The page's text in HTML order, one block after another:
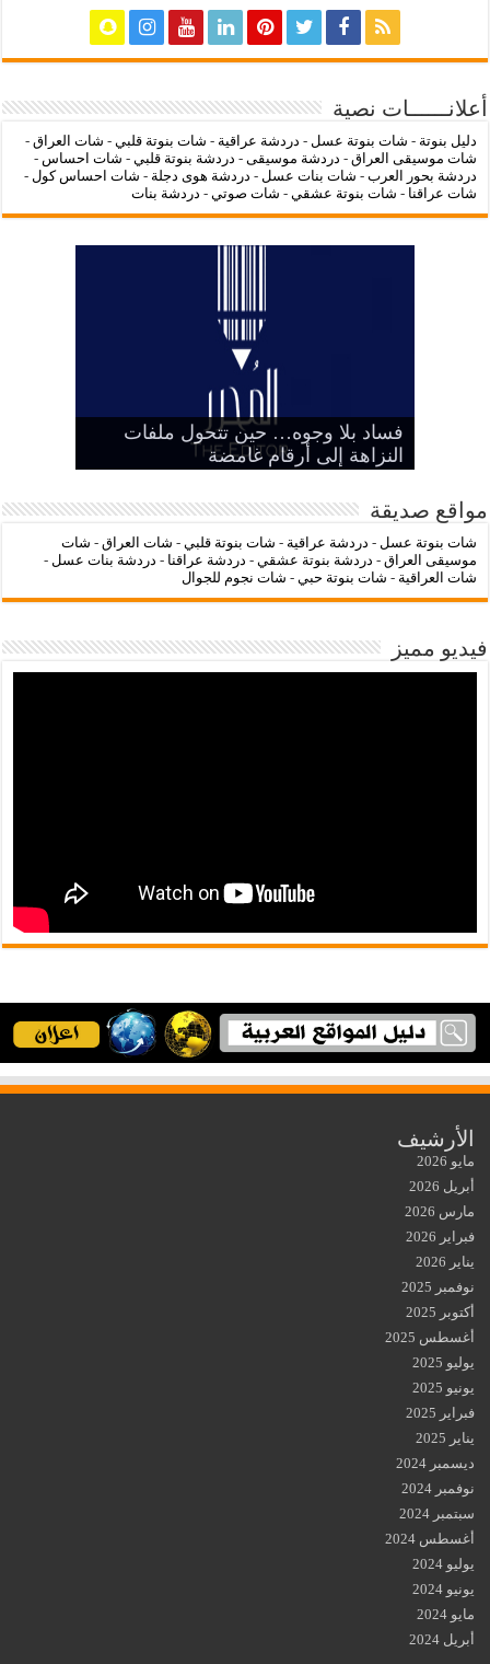
أعلانــــــات نصية
دليل بنوتة - شات بنوتة عسل - دردشة عراقية - شات بنوتة قلبي - شات العراق -
شات موسيقى العراق- دردشة موسيقى - دردشة بنوتة قلبي - شات احساس -
دردشة بحور العرب- شات بنات عسل - دردشة هوى دجلة - شات احساس كول -
شات عراقنا - شات بنوتة عشقي - شات صوتي - دردشة بنات
فساد بلا وجوه… حين تتحول ملفات
النزاهة إلى أرقام غامضة
بين الرمز السياسي وخطر التنازل عن
هيبة الدولة
شات عراقنا
شات بنوتة عسل
‌‌‌LC Waikiki: عنوان التسوق عبر
الإنترنت لشراء الملابس الأنيقة
مواقع صديقة
شات بنوتة عسل - دردشة عراقية - شات بنوتة قلبي - شات العراق - شات
موسيقى العراق- دردشة بنوتة عشقي - دردشة عراقنا - دردشة بنات عسل -
شات العراقية - شات بنوتة حبي - شات نجوم للجوال
فيديو مميز
الأرشيف
مايو 2026
أبريل 2026
مارس 2026
فبراير 2026
يناير 2026
نوفمبر 2025
أكتوبر 2025
أغسطس 2025
يوليو 2025
يونيو 2025
فبراير 2025
يناير 2025
ديسمبر 2024
نوفمبر 2024
سبتمبر 2024
أغسطس 2024
يوليو 2024
يونيو 2024
مايو 2024
أبريل 2024